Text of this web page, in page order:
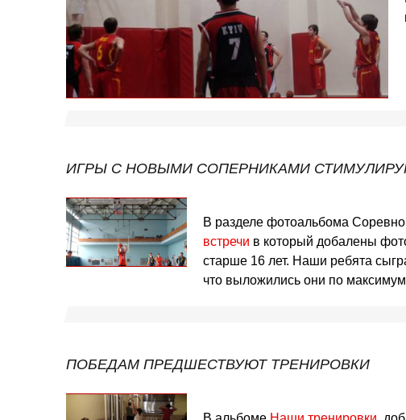
ИГРЫ С НОВЫМИ СОПЕРНИКАМИ
В разделе фотоальбома
встречи в который добалены
старше 16 лет. Наши ребята
что выложились они по
ПОБЕДАМ ПРЕДШЕСТВУЮТ ТРЕНИРОВКИ